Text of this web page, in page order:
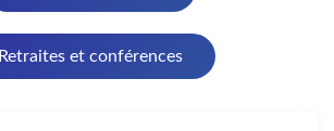
Retraites et conférences